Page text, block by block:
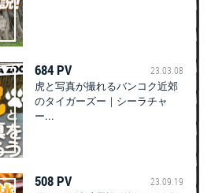
684 PV 23.03.08
虎と写真が撮れるバンコク近郊
のタイガーズー｜シーラチャ
ー...
508 PV 23.09.19